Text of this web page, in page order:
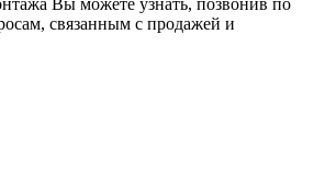
связанным с продажей и